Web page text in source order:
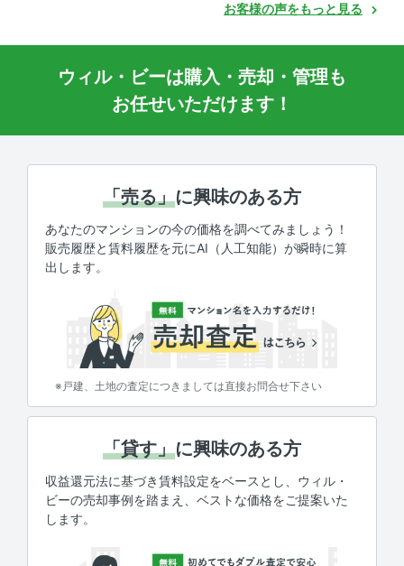
お客様の声をもっと見る
ウィル・ビーは購入・売却・管理も
お任せいただけます！
「売る」に興味のある方
あなたのマンションの今の価格を調べてみましょう！
販売履歴と賃料履歴を元にAI（人工知能）が瞬時に算
出します。
※戸建、土地の査定につきましては直接お問合せ下さい
「貸す」に興味のある方
収益還元法に基づき賃料設定をベースとし、ウィル・
ビーの売却事例を踏まえ、ベストな価格をご提案いた
します。